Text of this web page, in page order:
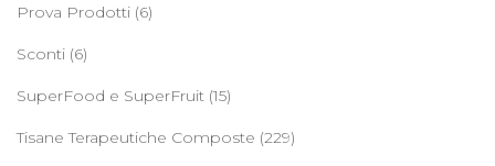
Prova Prodotti (6)
Sconti (6)
SuperFood e SuperFruit (15)
Tisane Terapeutiche Composte (229)